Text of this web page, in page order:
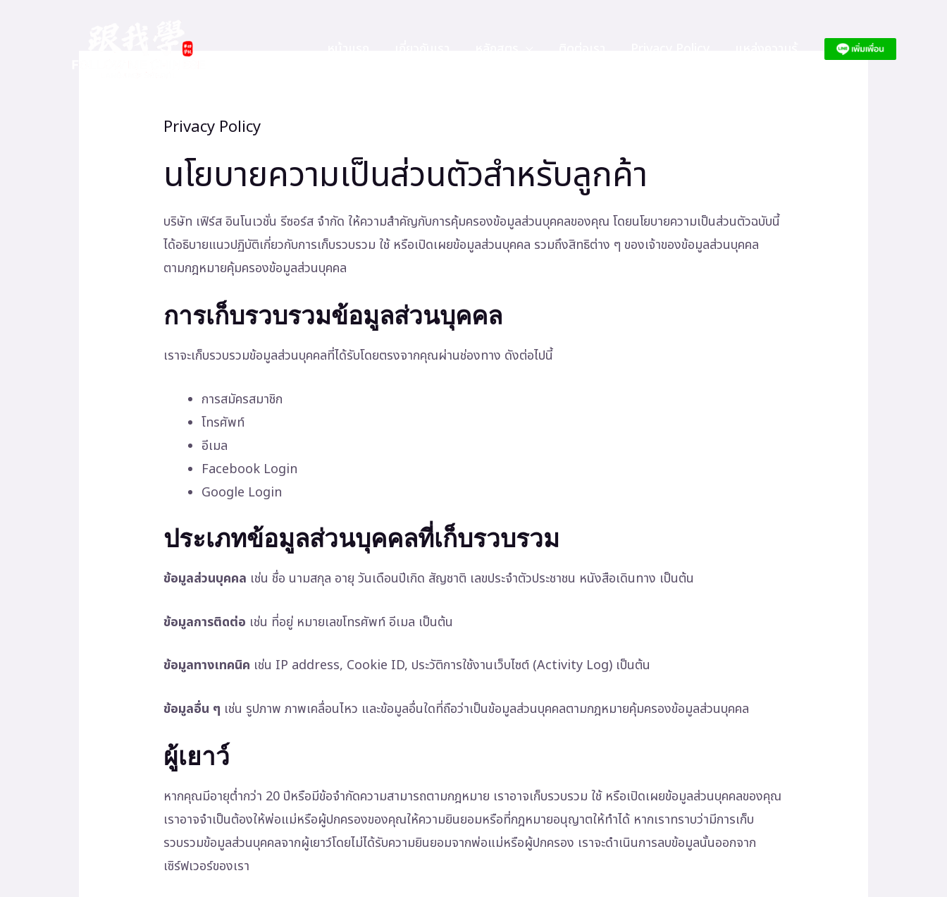
Privacy Policy
นโยบายความเป็นส่วนตัวสำหรับลูกค้า
บริษัท เฟิร์ส อินโนเวชั่น รีซอร์ส จำกัด ให้ความสำคัญกับการคุ้มครองข้อมูลส่วนบุคคลของคุณ โดยนโยบายความเป็นส่วนตัวฉบับนี้
ได้อธิบายแนวปฏิบัติเกี่ยวกับการเก็บรวบรวม ใช้ หรือเปิดเผยข้อมูลส่วนบุคคล รวมถึงสิทธิต่าง ๆ ของเจ้าของข้อมูลส่วนบุคคล
ตามกฎหมายคุ้มครองข้อมูลส่วนบุคคล
การเก็บรวบรวมข้อมูลส่วนบุคคล
เราจะเก็บรวบรวมข้อมูลส่วนบุคคลที่ได้รับโดยตรงจากคุณผ่านช่องทาง ดังต่อไปนี้
การสมัครสมาชิก
โทรศัพท์
อีเมล
Facebook Login
Google Login
ประเภทข้อมูลส่วนบุคคลที่เก็บรวบรวม
ข้อมูลส่วนบุคคล เช่น ชื่อ นามสกุล อายุ วันเดือนปีเกิด สัญชาติ เลขประจำตัวประชาชน หนังสือเดินทาง เป็นต้น
ข้อมูลการติดต่อ เช่น ที่อยู่ หมายเลขโทรศัพท์ อีเมล เป็นต้น
ข้อมูลทางเทคนิค เช่น IP address, Cookie ID, ประวัติการใช้งานเว็บไซต์ (Activity Log) เป็นต้น
ข้อมูลอื่น ๆ เช่น รูปภาพ ภาพเคลื่อนไหว และข้อมูลอื่นใดที่ถือว่าเป็นข้อมูลส่วนบุคคลตามกฎหมายคุ้มครองข้อมูลส่วนบุคคล
ผู้เยาว์
หากคุณมีอายุต่ำกว่า 20 ปีหรือมีข้อจำกัดความสามารถตามกฎหมาย เราอาจเก็บรวบรวม ใช้ หรือเปิดเผยข้อมูลส่วนบุคคลของคุณ
เราอาจจำเป็นต้องให้พ่อแม่หรือผู้ปกครองของคุณให้ความยินยอมหรือที่กฎหมายอนุญาตให้ทำได้ หากเราทราบว่ามีการเก็บ
รวบรวมข้อมูลส่วนบุคคลจากผู้เยาว์โดยไม่ได้รับความยินยอมจากพ่อแม่หรือผู้ปกครอง เราจะดำเนินการลบข้อมูลนั้นออกจาก
เซิร์ฟเวอร์ของเรา